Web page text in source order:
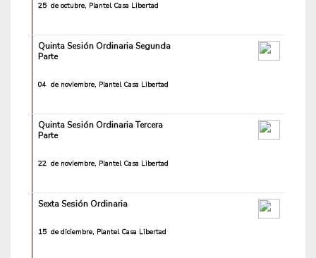
25 de octubre, Plantel Casa Libertad
Quinta Sesión Ordinaria Segunda
Parte
04 de noviembre, Plantel Casa Libertad
Quinta Sesión Ordinaria Tercera
Parte
22 de noviembre, Plantel Casa Libertad
Sexta Sesión Ordinaria
15 de diciembre, Plantel Casa Libertad